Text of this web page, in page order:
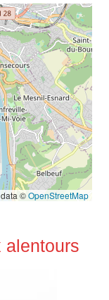
©OpenStreetMap
alentours